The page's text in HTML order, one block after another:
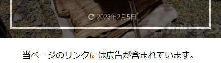
2023年2月5日